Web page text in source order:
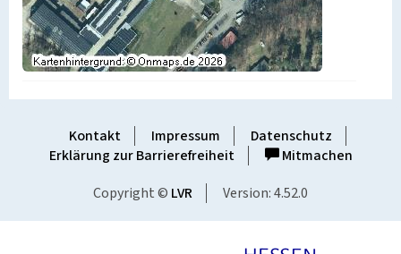
Kontakt Impressum
Datenschutz
Erklärung zur Barrierefreiheit
Mitmachen
Copyright © LVR Version: 4.52.0